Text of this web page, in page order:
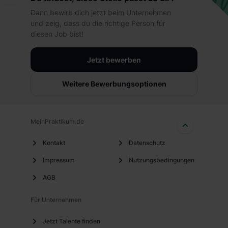
hierbei die Einwilligung zur Übermittlung deiner Daten in
die USA (Art. 49 Abs. 1 S. 1 lit. a) DS-GVO). Die USA
verfügen über kein angemessenes Datenschutzniveau
Einwilligung jederzeit mit Wirkung für die Zukunft ganz
oder teilweise über unsere Datenschutzerklärung unter
dem Punkt „Datenschutz-Einstellungen“ widerrufen.
Informationen:
Datenschutzerklärung
Dann bewirb dich jetzt beim Unternehmen
und zeig, dass du die richtige Person für
diesen Job bist!
Jetzt bewerben
Weitere Bewerbungsoptionen
MeinPraktikum.de
Kontakt
Impressum
AGB
Datenschutz
Nutzungsbedingungen
Für Unternehmen
Jetzt Talente finden